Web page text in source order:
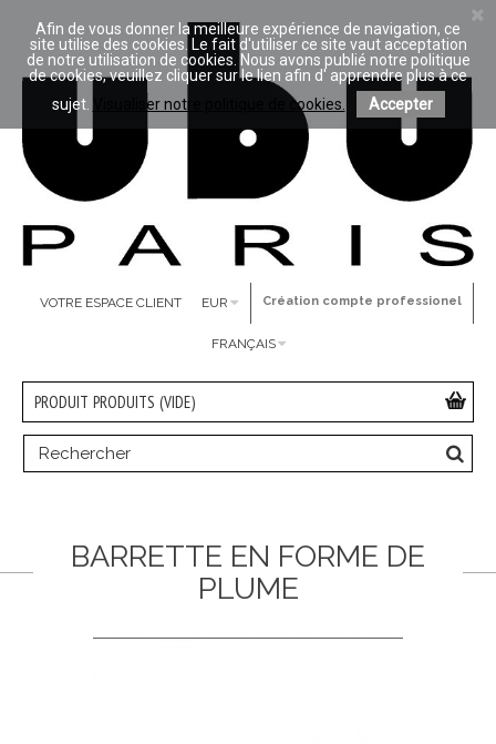
VOTRE ESPACE CLIENT Création compte professionel
EUR
FRANÇAIS
PRODUIT PRODUITS (VIDE)
BARRETTE EN FORME DE
PLUME
Afin de vous donner la meilleure expérience de navigation, ce
site utilise des cookies. Le fait d'utiliser ce site vaut acceptation
de notre utilisation de cookies. Nous avons publié notre politique
de cookies, veuillez cliquer sur le lien afin d' apprendre plus à ce
sujet.
Visualiser notre politique de cookies. Accepter